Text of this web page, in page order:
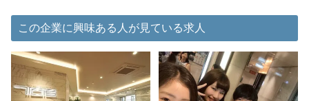
この企業に興味ある人が見ている求人